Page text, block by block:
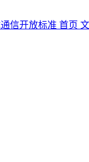
信开放标准 首页 文